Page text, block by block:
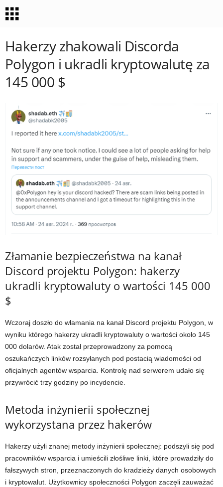
Hakerzy zhakowali Discorda
Polygon i ukradli kryptowalutę za
145 000 $
Złamanie bezpieczeństwa na kanał
Discord projektu Polygon: hakerzy
ukradli kryptowaluty o wartości 145 000
$
Wczoraj doszło do włamania na kanał Discord projektu Polygon, w
wyniku którego hakerzy ukradli kryptowaluty o wartości około 145
000 dolarów. Atak został przeprowadzony za pomocą
oszukańczych linków rozsyłanych pod postacią wiadomości od
oficjalnych agentów wsparcia. Kontrolę nad serwerem udało się
przywrócić trzy godziny po incydencie.
Metoda inżynierii społecznej
wykorzystana przez hakerów
Hakerzy użyli znanej metody inżynierii społecznej: podszyli się pod
pracowników wsparcia i umieścili złośliwe linki, które prowadziły do
fałszywych stron, przeznaczonych do kradzieży danych osobowych
i kryptowalut. Użytkownicy społeczności Polygon zaczęli zauważać